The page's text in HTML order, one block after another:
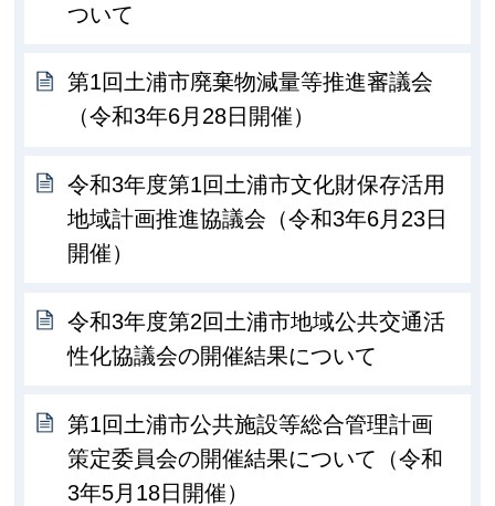
ついて
第1回土浦市廃棄物減量等推進審議会
（令和3年6月28日開催）
令和3年度第1回土浦市文化財保存活用
地域計画推進協議会（令和3年6月23日
開催）
令和3年度第2回土浦市地域公共交通活
性化協議会の開催結果について
第1回土浦市公共施設等総合管理計画
策定委員会の開催結果について（令和
3年5月18日開催）